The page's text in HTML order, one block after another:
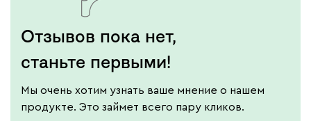
Отзывов пока нет,
станьте первыми!
Мы очень хотим узнать ваше мнение о нашем
продукте. Это займет всего пару кликов.